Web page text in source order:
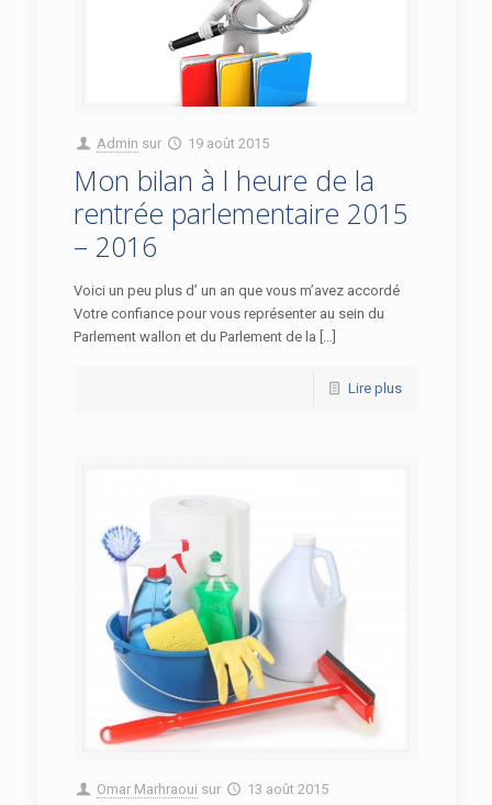
Admin sur 19 août 2015
Mon bilan à l heure de la
rentrée parlementaire 2015
– 2016
Voici un peu plus d’ un an que vous m’avez accordé
Votre confiance pour vous représenter au sein du
Parlement wallon et du Parlement de la […]
Lire plus
Omar Marhraoui sur 13 août 2015